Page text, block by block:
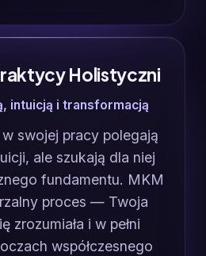
Holistyczni
intuicją i transformacją
swojej pracy polegają
ale szukają dla niej
fundamentu. MKM
proces — Twoja
zrozumiała i w pełni
współczesnego